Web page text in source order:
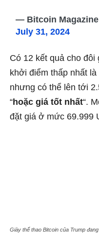
— Bitcoin
July 31, 2024
Có 12 kết quả cho đôi
khởi điểm thấp nhất
nhưng có thể lên tới
“hoặc giá tốt nhất“.
đặt giá ở mức 69.999
Giày thể thao Bitcoin của Trump